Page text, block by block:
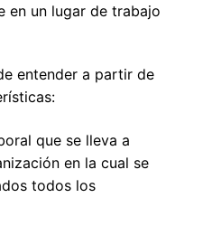
en un lugar de trabajo
entender a partir de
que se lleva a
en la cual se
todos los